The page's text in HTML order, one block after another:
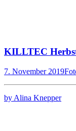
KILLTEC
7. November 2019
by Alina Knepper